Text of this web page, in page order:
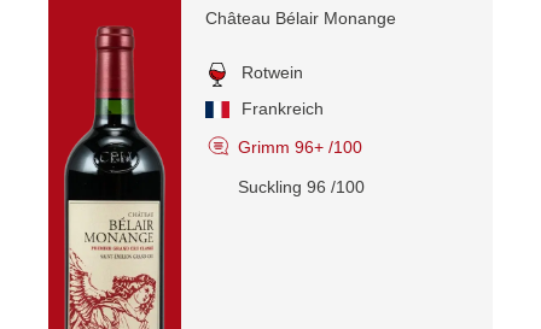
Château Bélair Monange
Rotwein
Frankreich
Grimm 96+ /100
Suckling 96 /100